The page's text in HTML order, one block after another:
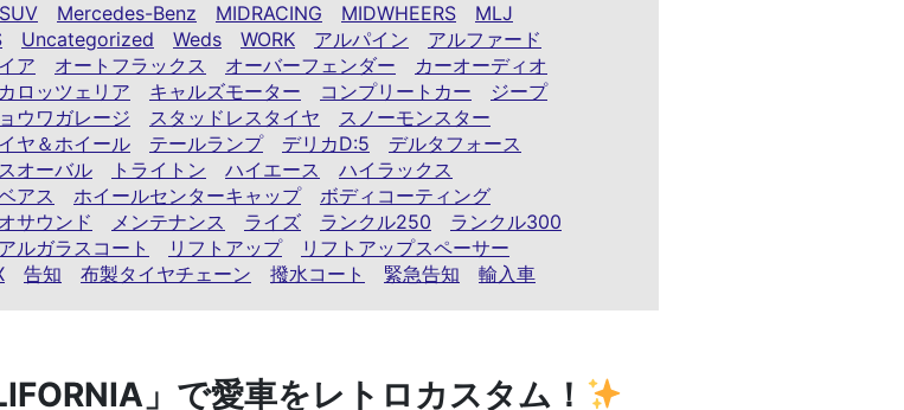
Mercedes-Benz MIDRACING MIDWHEERS
MLJ
Uncategorized Weds WORK アルパイン
アルファード
ア オートフラックス オーバーフェンダー
カーオーディオ
カロッツェリア キャルズモーター コンプリートカー
ジープ
ウワガレージ スタッドレスタイヤ
スノーモンスター
ヤ＆ホイール テールランプ デリカD:5
デルタフォース
オーバル トライトン ハイエース
ハイラックス
アス ホイールセンターキャップ
ボディコーティング
サウンド メンテナンス ライズ ランクル250
ランクル300
ルガラスコート リフトアップ
リフトアップスペーサー
告知 布製タイヤチェーン 撥水コート 緊急告知 輸入車
」で愛車をレトロカスタム！